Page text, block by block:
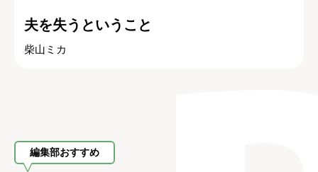
夫を失うということ
柴山ミカ
編集部おすすめ